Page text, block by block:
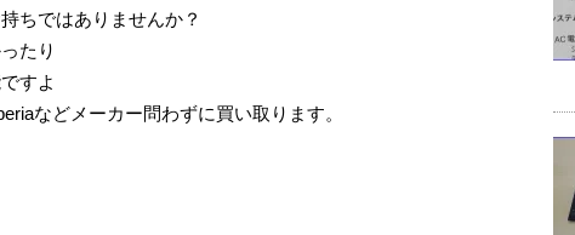
ちではありませんか？
たり
すよ
などメーカー問わずに買い取ります。